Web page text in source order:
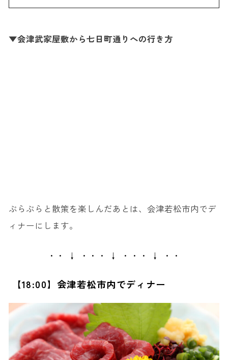
▼会津武家屋敷から七日町通りへの行き方
ぶらぶらと散策を楽しんだあとは、会津若松市内でデ
ィナーにします。
・・ ↓ ・・・ ↓ ・・・ ↓ ・・
【18:00】会津若松市内でディナー